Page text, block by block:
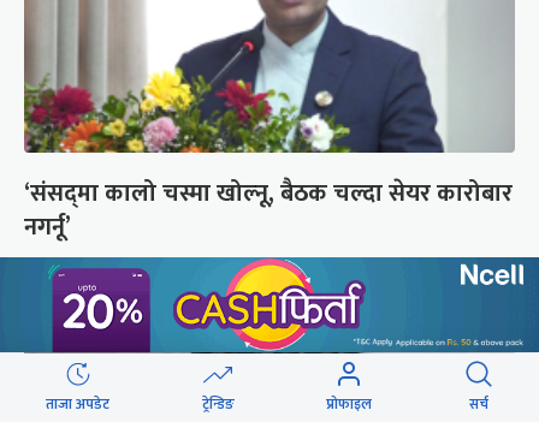
‘संसद्‍मा कालो चस्मा खोल्नू, बैठक चल्दा सेयर कारोबार
नगर्नू’
ताजा अपडेट ट्रेन्डिङ प्रोफाइल सर्च